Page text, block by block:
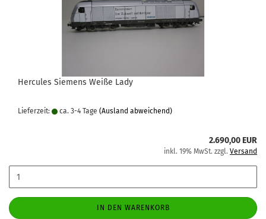
Hercules Siemens Weiße Lady
Lieferzeit: ca. 3-4 Tage (Ausland abweichend)
2.690,00 EUR
inkl. 19% MwSt. zzgl. Versand
IN DEN WARENKORB